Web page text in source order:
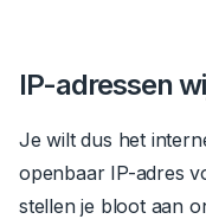
IP-adressen
Je wilt dus het
openbaar IP-adres
stellen je bloot aan